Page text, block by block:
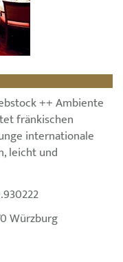
++ Ambiente
fränkischen
internationale
leicht und
Würzburg